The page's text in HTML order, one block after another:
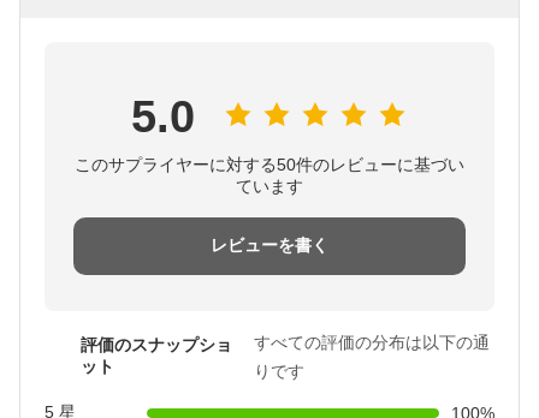
5.0
このサプライヤーに対する50件のレビューに基づい
ています
レビューを書く
評価のスナップショ
ット
すべての評価の分布は以下の通
りです
5 星 100%